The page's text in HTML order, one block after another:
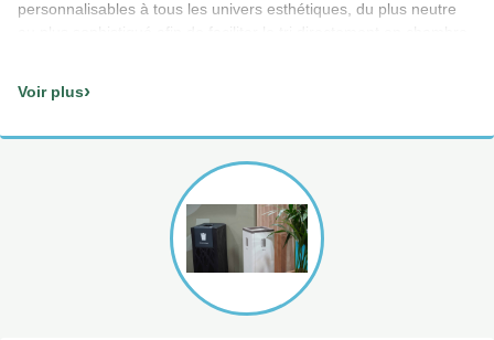
personnalisables à tous les univers esthétiques, du plus neutre
Voir plus›